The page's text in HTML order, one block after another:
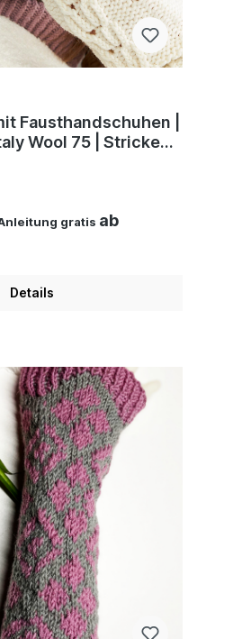
Fausthandschuhen |
75 | Stricken |
gratis ab
Details